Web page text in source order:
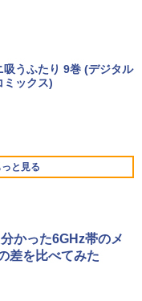
第8世代
中古パソコン ノー
64bit【送料無料】
ポン】【テンキー&Wi
3070 SFF/第9世代 Co
32GB/SSD:256
Windows10/Offi
体 Windows11 64bit
DVDマルチ
ン【中古】【30日保
催中！P最大31.5%還
バイルモニター 15.6
ー付き 非光沢 1200:1
OFFクーポン 8/4 20:
Monitor A24i 20
23.8インチ 144
番セット [ 山本 博文
レス ENCノイズキャン
ver.)
】 伊藤園 磨かれて、澄
] [ 箱買い ] [ ストック
吸うふたり 9巻 (デジタル
ミックス)
と見る
かった6GHz帯のメ
差を比べてみた